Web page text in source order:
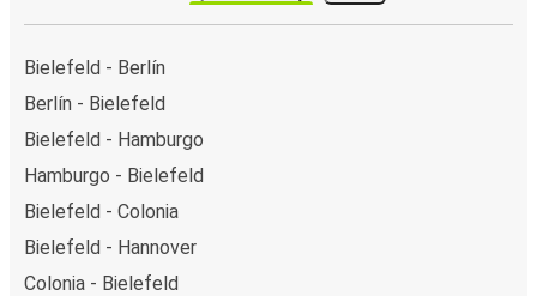
Bielefeld - Berlín
Berlín - Bielefeld
Bielefeld - Hamburgo
Hamburgo - Bielefeld
Bielefeld - Colonia
Bielefeld - Hannover
Colonia - Bielefeld